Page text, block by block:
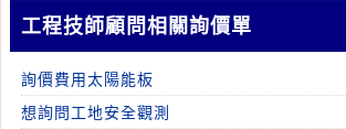
工程技師顧問相關詢價單
詢價費用太陽能板
想詢問工地安全觀測